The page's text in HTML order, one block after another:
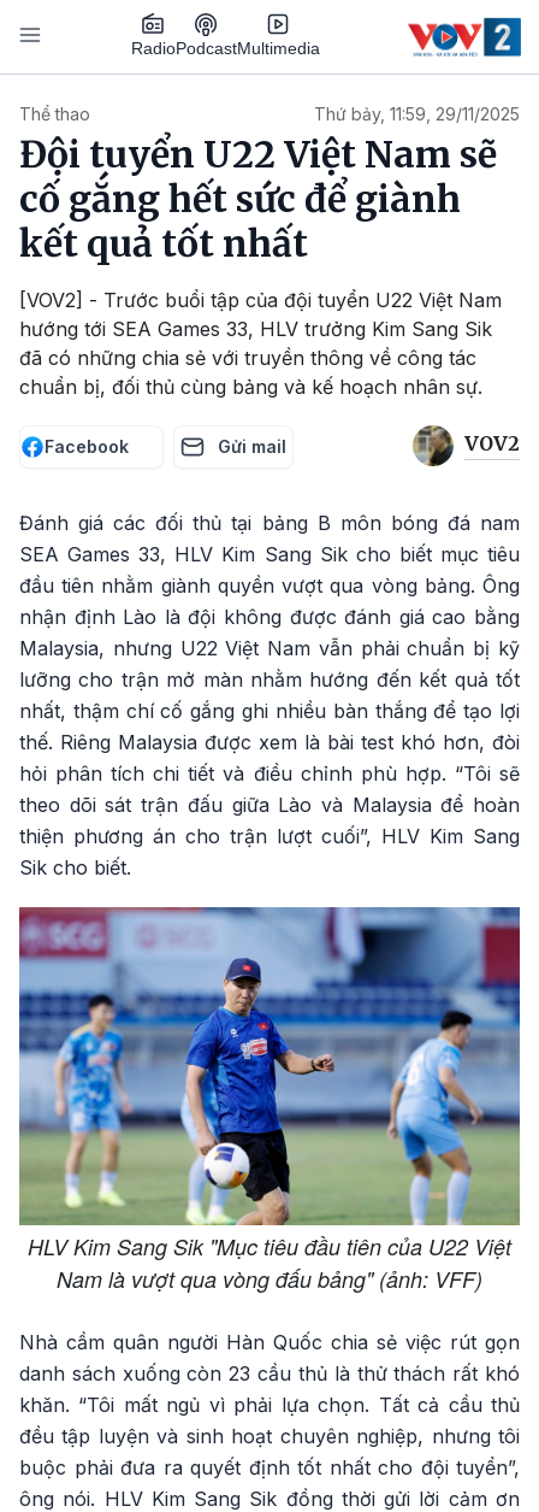
Nhảy đến nội dung
RadioPodcastMultimedia
Thể thao Thứ bảy, 11:59, 29/11/2025
Đội tuyển U22 Việt Nam sẽ
cố gắng hết sức để giành
kết quả tốt nhất
[VOV2] - Trước buổi tập của đội tuyển U22 Việt Nam
hướng tới SEA Games 33, HLV trưởng Kim Sang Sik
đã có những chia sẻ với truyền thông về công tác
chuẩn bị, đối thủ cùng bảng và kế hoạch nhân sự.
Facebook Gửi mail VOV2
Đánh giá các đối thủ tại bảng B môn bóng đá nam
SEA Games 33, HLV Kim Sang Sik cho biết mục tiêu
đầu tiên nhằm giành quyền vượt qua vòng bảng. Ông
nhận định Lào là đội không được đánh giá cao bằng
Malaysia, nhưng U22 Việt Nam vẫn phải chuẩn bị kỹ
lưỡng cho trận mở màn nhằm hướng đến kết quả tốt
nhất, thậm chí cố gắng ghi nhiều bàn thắng để tạo lợi
thế. Riêng Malaysia được xem là bài test khó hơn, đòi
hỏi phân tích chi tiết và điều chỉnh phù hợp. “Tôi sẽ
theo dõi sát trận đấu giữa Lào và Malaysia để hoàn
thiện phương án cho trận lượt cuối”, HLV Kim Sang
Sik cho biết.
HLV Kim Sang Sik "Mục tiêu đầu tiên của U22 Việt
Nam là vượt qua vòng đấu bảng" (ảnh: VFF)
Nhà cầm quân người Hàn Quốc chia sẻ việc rút gọn
danh sách xuống còn 23 cầu thủ là thử thách rất khó
khăn. “Tôi mất ngủ vì phải lựa chọn. Tất cả cầu thủ
đều tập luyện và sinh hoạt chuyên nghiệp, nhưng tôi
buộc phải đưa ra quyết định tốt nhất cho đội tuyển”,
ông nói. HLV Kim Sang Sik đồng thời gửi lời cảm ơn